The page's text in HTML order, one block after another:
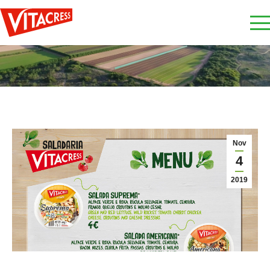
Nov
4
2019